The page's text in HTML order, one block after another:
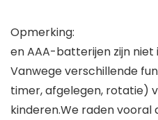
Opmerking:
en AAA-batterijen zijn niet
Vanwege verschillende
timer, afgelegen, rotatie)
kinderen.We raden